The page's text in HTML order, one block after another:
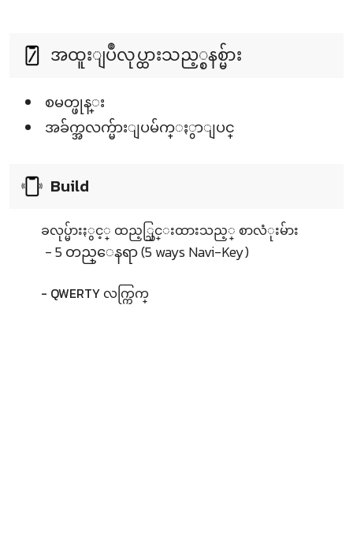
အထူးျပဳလုပ္ထားသည့္စနစ္မ်ား
စမတ္ဖုန္း
အခ်က္အလက္မ်ားျပမ်က္ႏွာျပင္
Build
ခလုပ္မ်ားႏွင့္ ထည့္သြင္းထားသည့္ စာလံုးမ်ား
- 5 တည္ေနရာ (5 ways Navi-Key)
- QWERTY လက္ကြက္